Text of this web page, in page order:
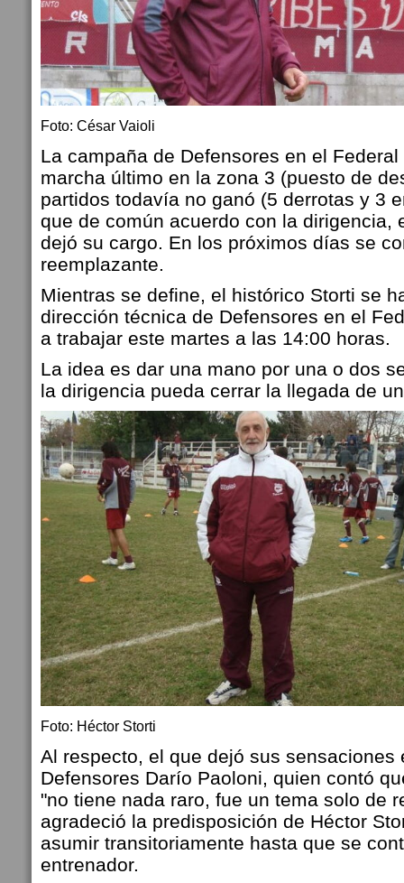
Foto: César Vaioli
La campaña de Defensores en el Federal
marcha último en la zona 3 (puesto de
partidos todavía no ganó (5 derrotas y 3
que de común acuerdo con la dirigencia,
dejó su cargo. En los próximos días se
reemplazante.
Mientras se define, el histórico Storti se
dirección técnica de Defensores en el
a trabajar este martes a las 14:00 horas.
La idea es dar una mano por una o dos
la dirigencia pueda cerrar la llegada de
Foto: Héctor Storti
Al respecto, el que dejó sus sensaciones
Defensores Darío Paoloni, quien contó
"no tiene nada raro, fue un tema solo de
agradeció la predisposición de Héctor
asumir transitoriamente hasta que se
entrenador.